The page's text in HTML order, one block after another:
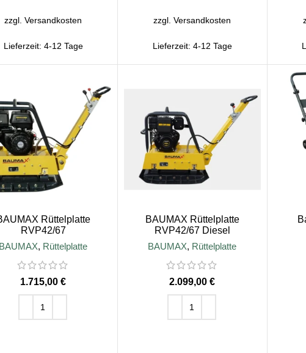
zzgl.Versandkosten
Lieferzeit: 4-12 Tage
zzgl.Versandkosten
Lieferzeit: 4-12 Tage
Rüttelplatte
RVP42/67
BAUMAX, Rüttelplatte
€
BAUMAX Rüttelplatte
RVP42/67 Diesel
BAUMAX, Rüttelplatte
€